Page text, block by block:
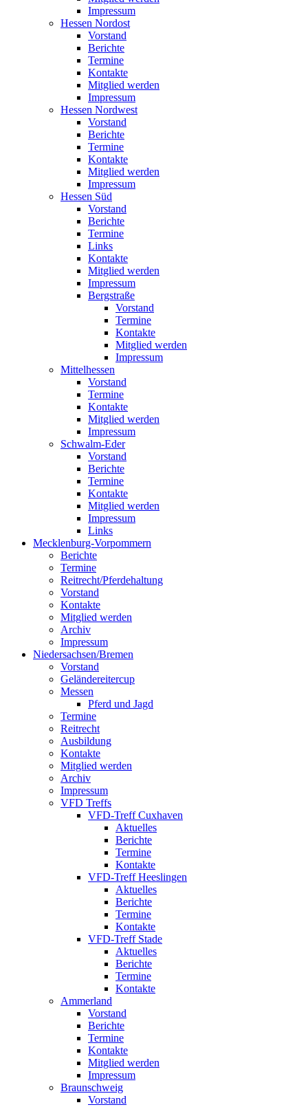
Impressum
Hessen Nordost
Vorstand
Berichte
Termine
Kontakte
Mitglied werden
Impressum
Hessen Nordwest
Vorstand
Berichte
Termine
Kontakte
Mitglied werden
Impressum
Hessen Süd
Vorstand
Berichte
Termine
Links
Kontakte
Mitglied werden
Impressum
Bergstraße
Vorstand
Termine
Kontakte
Mitglied werden
Impressum
Mittelhessen
Vorstand
Termine
Kontakte
Mitglied werden
Impressum
Schwalm-Eder
Vorstand
Berichte
Termine
Kontakte
Mitglied werden
Impressum
Links
Mecklenburg-Vorpommern
Berichte
Termine
Reitrecht/Pferdehaltung
Vorstand
Kontakte
Mitglied werden
Archiv
Impressum
Niedersachsen/Bremen
Vorstand
Geländereitercup
Messen
Pferd und Jagd
Termine
Reitrecht
Ausbildung
Kontakte
Mitglied werden
Archiv
Impressum
VFD Treffs
VFD-Treff Cuxhaven
Aktuelles
Berichte
Termine
Kontakte
VFD-Treff Heeslingen
Aktuelles
Berichte
Termine
Kontakte
VFD-Treff Stade
Aktuelles
Berichte
Termine
Kontakte
Ammerland
Vorstand
Berichte
Termine
Kontakte
Mitglied werden
Impressum
Braunschweig
Vorstand